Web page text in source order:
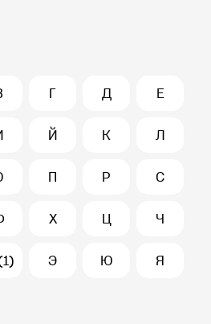
Г Д Е
Й К Л
П Р С
Х Ц Ч
Э Ю Я